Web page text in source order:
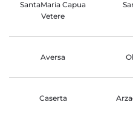
SantaMaria Capua
Vetere
Aversa
Caserta